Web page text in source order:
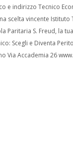
e indirizzo Tecnico
scelta vincente Istituto
Paritaria S. Freud, la
Scegli e Diventa
Via Accademia 26